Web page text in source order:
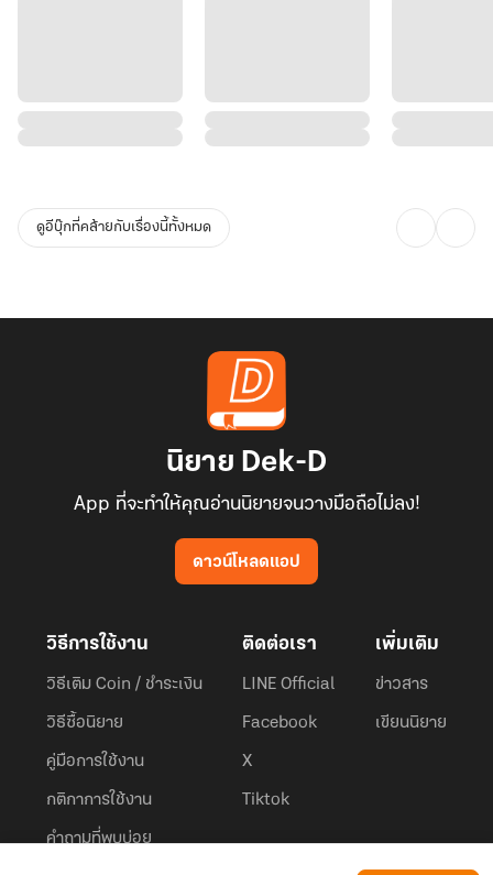
ดูอีบุ๊กที่คล้ายกับเรื่องนี้ทั้งหมด
นิยาย Dek-D
App ที่จะทำให้คุณอ่านนิยายจนวางมือถือไม่ลง!
ดาวน์โหลดแอป
วิธีการใช้งาน
วิธีเติม Coin / ชำระเงิน
วิธีซื้อนิยาย
คู่มือการใช้งาน
กติกาการใช้งาน
คำถามที่พบบ่อย
ติดต่อเรา
LINE Official
Facebook
X
Tiktok
เพิ่มเติม
ข่าวสาร
เขียนนิยาย